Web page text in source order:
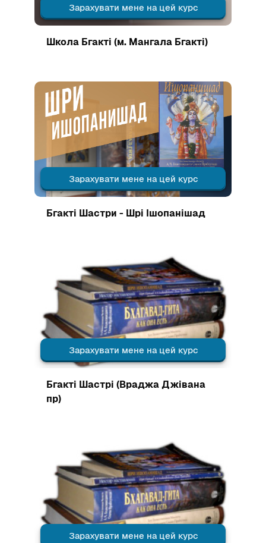
Зарахувати мене на цей курс
Зображення курсу
Школа Бгакті (м. Мангала Бгакті)
Зарахувати мене на цей курс
Зображення курсу" Бгакті Шастри - Шрі Ішопанішад
Зображення курсу
Бгакті Шастри - Шрі Ішопанішад
Зарахувати мене на цей курс
Зображення курсу" Бгакті Шастрі (Враджа Джівана пр)
Зображення курсу
Бгакті Шастрі (Враджа Джівана
пр)
Зарахувати мене на цей курс
Зображення курсу" Бгакті-шастрі (Варшана пр)